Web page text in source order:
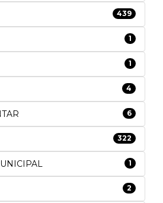
439
1
1
4
6
322
1
2